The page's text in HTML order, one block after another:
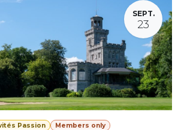
SEPT.
23
Passion Members only